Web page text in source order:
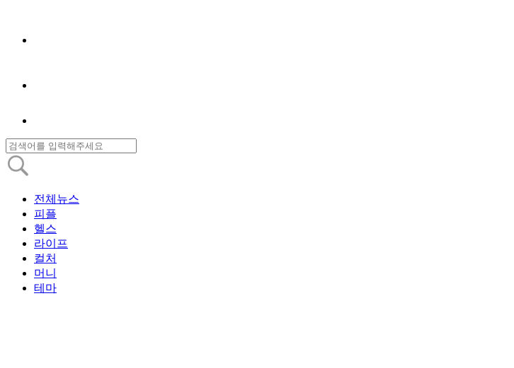
전체뉴스
피플
헬스
라이프
컬처
머니
테마